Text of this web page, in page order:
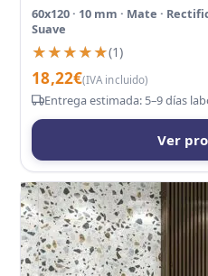
60x120 · 10 mm · Mate ·
Suave
★★★★★
★★★★★(1)
18,22€(IVA incluido)
Entrega estimada: 5–9 días
Ver